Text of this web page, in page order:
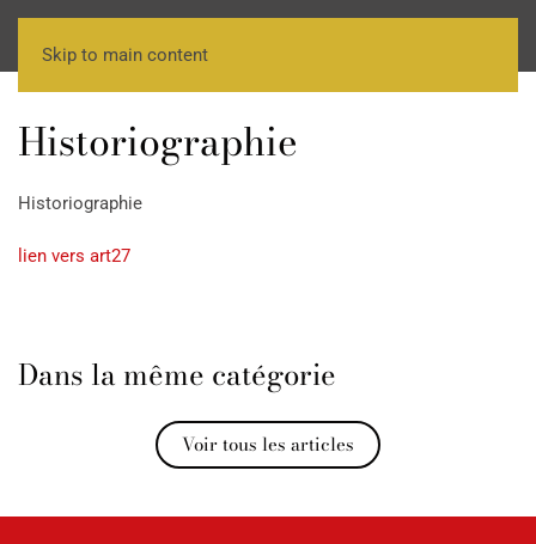
Skip to main content
Historiographie
Historiographie
lien vers art27
Dans la même catégorie
Voir tous les articles